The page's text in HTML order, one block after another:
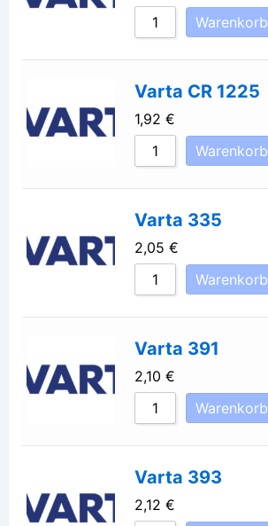
Warenkorb
Varta CR 1225
1,92 €
Warenkorb
Varta 335
2,05 €
Warenkorb
Varta 391
2,10 €
Warenkorb
Varta 393
2,12 €